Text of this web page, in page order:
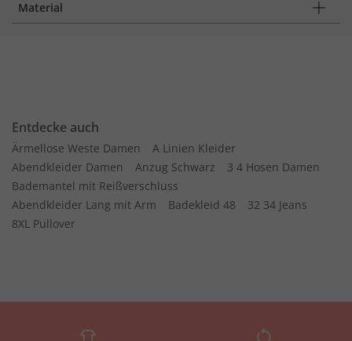
Material
Entdecke auch
Ärmellose Weste Damen
A Linien Kleider
Abendkleider Damen
Anzug Schwarz
3 4 Hosen Damen
Bademantel mit Reißverschluss
Abendkleider Lang mit Arm
Badekleid 48
32 34 Jeans
8XL Pullover